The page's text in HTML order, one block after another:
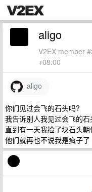
aligo
V2EX member
+08:00
aligo
你们见过会飞的石头吗?
我告诉别人我见过会飞的
直到有一天我捡了块石头
他们就再也不说我是疯子了